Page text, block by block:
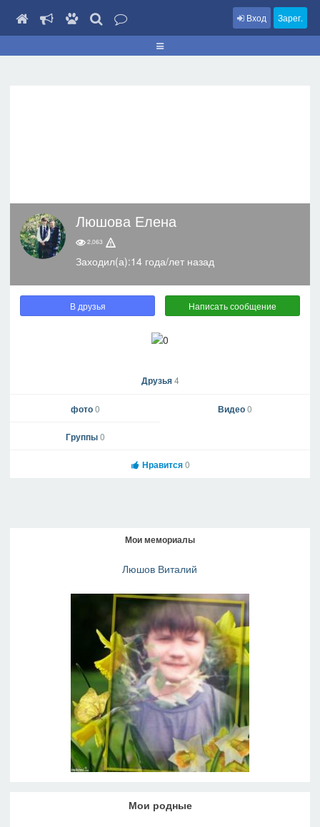
Вход Зарег.
Люшова Елена
2,063
Заходил(а):14 года/лет назад
В друзья Написать сообщение
Друзья4
фото0 Видео0
Группы0
Нравится0
Мои мемориалы
Люшов Виталий
Мои родные